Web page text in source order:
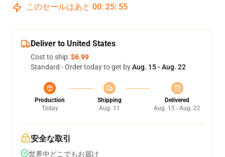
このセールはあと 00: 25: 54
Deliver to United States
Cost to ship:$6.99
Standard - Order today to get byAug. 15 - Aug. 22
Production
Today
Shipping
Aug. 11
Delivered
Aug. 15 - Aug. 22
安全な取引
世界中どこでもお届け